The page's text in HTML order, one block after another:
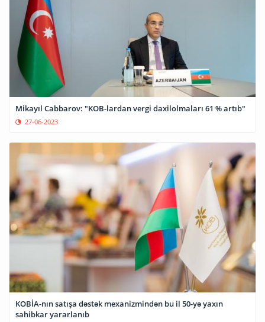
Mikayıl Cabbarov: "KOB-lardan vergi daxilolmaları 61 % artıb"
27-06-2023
KOBİA-nın satışa dəstək mexanizmindən bu il 50-yə yaxın
sahibkar yararlanıb